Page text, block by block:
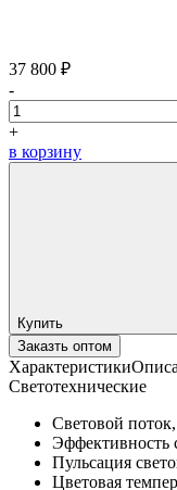
37 800 ₽
-
+
в корзину
Купить
Заказть оптом
Характеристики
Светотехнические
Световой
Эффективность
Пульсация
Цветовая